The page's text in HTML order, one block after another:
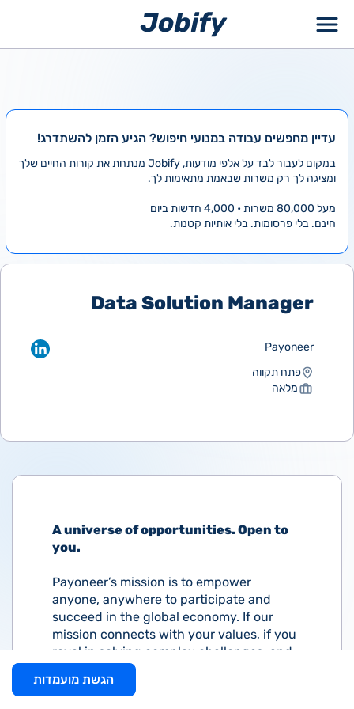
עדיין מחפשים עבודה במנועי חיפוש? הגיע הזמן להשתדרג!
במקום לעבור לבד על אלפי מודעות, Jobify מנתחת את קורות החיים שלך
ומציגה לך רק משרות שבאמת מתאימות לך.
מעל 80,000 משרות • 4,000 חדשות ביום
חינם. בלי פרסומות. בלי אותיות קטנות.
Data Solution Manager
Payoneer
פתח תקווה
מלאה
A universe of opportunities. Open to
you.
Payoneer’s mission is to empower
anyone, anywhere to participate and
succeed in the global economy. If our
mission connects with your values, if you
revel in solving complex challenges, and
if you want to continuously advance your
career, come realize your potential at
הגשת מועמדות